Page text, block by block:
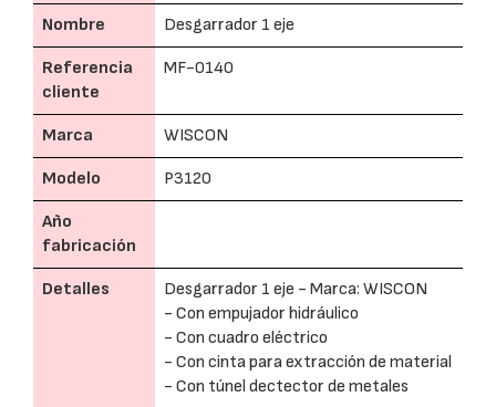
Nombre Desgarrador 1 eje
Referencia
cliente
MF-0140
Marca WISCON
Modelo P3120
Año
fabricación
Detalles
Desgarrador 1 eje - Marca: WISCON
- Con empujador hidráulico
- Con cuadro eléctrico
- Con cinta para extracción de material
- Con túnel dectector de metales